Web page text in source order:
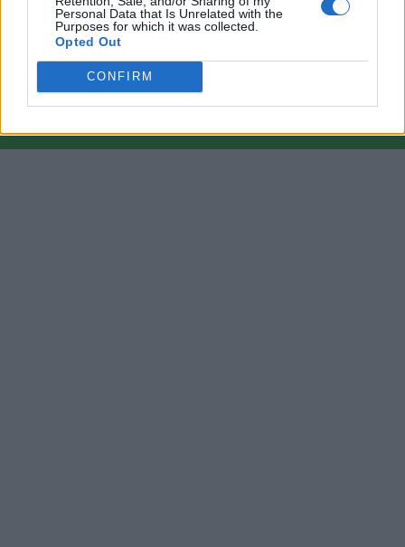
Personal Data that Is Unrelated with the
Purposes for which it was collected.
Opted Out
CONFIRM
contrario alla pubblicazione, non avranno che da segnalarlo alla redazione (indirizzo
redazione@napolimagazine.com), che provvederà prontamente alla rimozione.
"Calciomercato Magazine" non è una testata giornalistica, ma un sito di informazione di